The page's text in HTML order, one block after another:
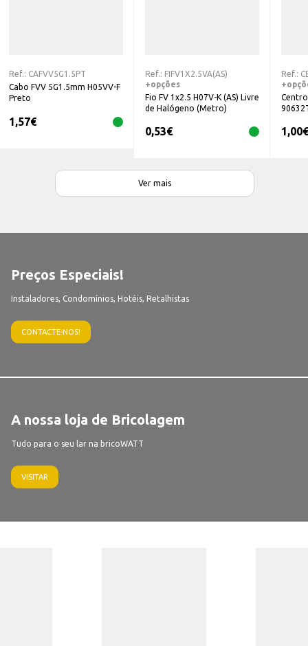
Ref.: CAFVV5G1.5PT
Cabo FVV 5G1.5mm H05VV-F
Preto
1,57€
Ref.: FIFV1X2.5VA(AS)
+opções
Fio FV 1x2.5 H07V-K (AS) Livre
de Halógeno (Metro)
0,53€
Ref.:
1,00€
Ver mais
Preços Especiais!
Instaladores, Condomínios, Hotéis, Retalhistas
CONTACTE-NOS!
A nossa loja de Bricolagem
Tudo para o seu lar na bricoWATT
VISITAR